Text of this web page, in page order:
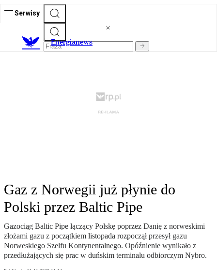
Serwisy
Energianews
Gaz z Norwegii już płynie do
Polski przez Baltic Pipe
Gazociąg Baltic Pipe łączący Polskę poprzez Danię z norweskimi
złożami gazu z początkiem listopada rozpoczął przesył gazu
Norweskiego Szelfu Kontynentalnego. Opóźnienie wynikało z
przedłużających się prac w duńskim terminalu odbiorczym Nybro.